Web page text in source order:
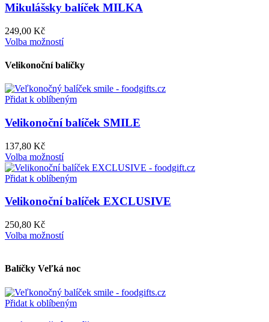
Mikulášsky balíček MILKA
249,00 Kč
Volba možností
Velikonoční balíčky
Přidat k oblíbeným
Velikonoční balíček SMILE
137,80 Kč
Volba možností
Přidat k oblíbeným
Velikonoční balíček EXCLUSIVE
250,80 Kč
Volba možností
Balíčky Veľká noc
Přidat k oblíbeným